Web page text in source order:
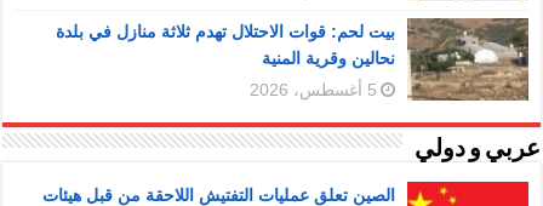
بيت لحم: قوات الاحتلال تهدم ثلاثة منازل في بلدة
نحالين وقرية المنية
5 أغسطس، 2026
عربي و دولي
الصين تعلق عمليات التفتيش اللاحقة من قبل هيئات